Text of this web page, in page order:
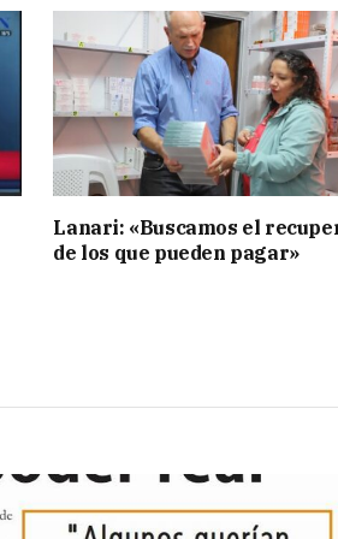
Lanari: «Buscamos el
de los que pueden pagar»